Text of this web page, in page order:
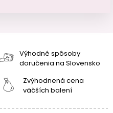
Výhodné spôsoby
doručenia na Slovensko
Zvýhodnená cena
väčších balení